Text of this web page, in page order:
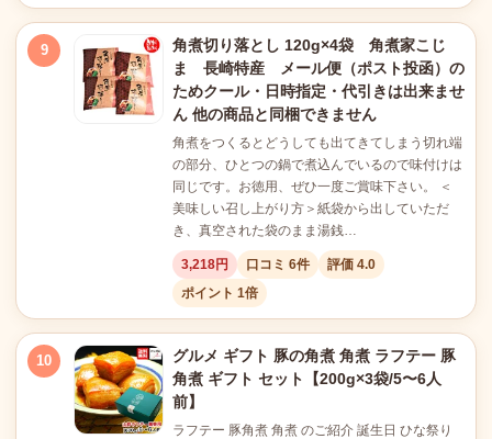
9
角煮切り落とし 120g×4袋 角煮家こじ
ま 長崎特産 メール便（ポスト投函）の
ためクール・日時指定・代引きは出来ませ
ん 他の商品と同梱できません
角煮をつくるとどうしても出てきてしまう切れ端
の部分、ひとつの鍋で煮込んでいるので味付けは
同じです。お徳用、ぜひ一度ご賞味下さい。 ＜
美味しい召し上がり方＞紙袋から出していただ
き、真空された袋のまま湯銭…
3,218円 口コミ 6件
評価 4.0
ポイント 1倍
10
グルメ ギフト 豚の角煮 角煮 ラフテー 豚
角煮 ギフト セット【200g×3袋/5〜6人
前】
ラフテー 豚角煮 角煮 のご紹介 誕生日 ひな祭り